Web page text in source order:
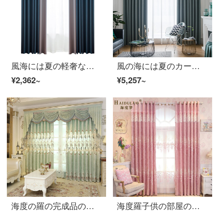
風海には夏の軽奢なジャカードカーテンがあります。北欧簡約現代2019新製品高級大気リビングルームの全遮光式夏湖蘭2.0メートルの幅x 2.7メートルの高さで、穴を開けます。
¥2,362~
風の海には夏のカーテンがあります。北欧の簡単で豪華な客間があります。高級な雰囲気があります。現代寝室の遮光は全灰色のホック式綿麻の亜麻の夏静珊です。
¥5,257~
海度の羅の完成品のカーテンは窓を決めることができます。寝室のリビングルームの遮光布の窓の紗の花は月の下のようです。幅2.6メートル×2.7メートルの高さがあります。
海度羅子供の部屋の完成品のカーテンは自由に窓のカーテンをカスタマイズできます。3.9メートルの幅x 2.7メートルの高さをカスタマイズしてください。